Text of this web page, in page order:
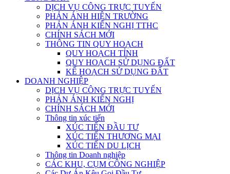
DỊCH VỤ CÔNG TRỰC TUYẾN
PHẢN ÁNH HIỆN TRƯỜNG
PHẢN ÁNH KIẾN NGHỊ TTHC
CHÍNH SÁCH MỚI
THÔNG TIN QUY HOẠCH
QUY HOẠCH TỈNH
QUY HOẠCH SỬ DỤNG ĐẤT
KẾ HOẠCH SỬ DỤNG ĐẤT
DOANH NGHIỆP
DỊCH VỤ CÔNG TRỰC TUYẾN
PHẢN ÁNH KIẾN NGHỊ
CHÍNH SÁCH MỚI
Thông tin xúc tiến
XÚC TIẾN ĐẦU TƯ
XÚC TIẾN THƯƠNG MẠI
XÚC TIẾN DU LỊCH
Thông tin Doanh nghiệp
CÁC KHU, CỤM CÔNG NGHIỆP